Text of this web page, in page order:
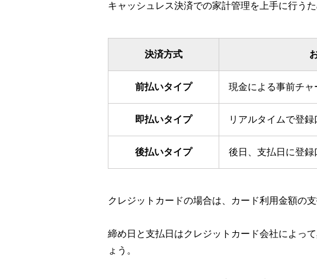
キャッシュレス決済での家計管理を上手に行う
決済方式
前払いタイプ 現金による事前チャ
即払いタイプ リアルタイムで登
後払いタイプ 後日、支払日に登録
クレジットカードの場合は、カード利用金額の
締め日と支払日はクレジットカード会社によっ
ょう。